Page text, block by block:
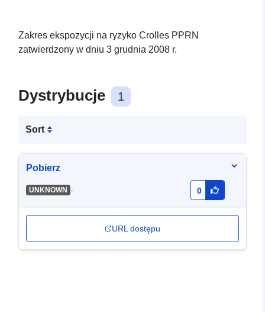
Zakres ekspozycji na ryzyko Crolles PPRN
zatwierdzony w dniu 3 grudnia 2008 r.
Dystrybucje 1
Sort
Pobierz
UNKNOWN - 0
URL dostępu